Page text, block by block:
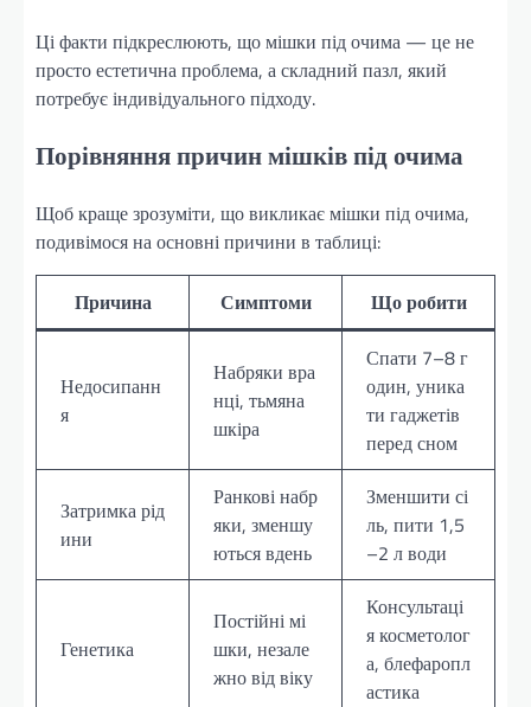
Ці факти підкреслюють, що мішки під очима — це не
просто естетична проблема, а складний пазл, який
потребує індивідуального підходу.
Порівняння причин мішків під очима
Щоб краще зрозуміти, що викликає мішки під очима,
подивімося на основні причини в таблиці:
Причина Симптоми Що робити
Недосипанн
я
Набряки вра
нці, тьмяна
шкіра
Спати 7–8 г
один, уника
ти гаджетів
перед сном
Затримка рід
ини
Ранкові набр
яки, зменшу
ються вдень
Зменшити сі
ль, пити 1,5
–2 л води
Генетика
Постійні мі
шки, незале
жно від віку
Консультаці
я косметолог
а, блефаропл
астика